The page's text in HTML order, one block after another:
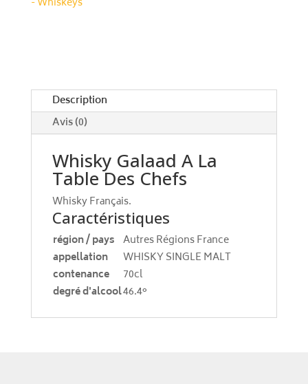
:
Description
Avis (0)
Whisky Galaad A La
Table Des Chefs
Whisky Français.
Caractéristiques
région / pays Autres Régions France
appellation
WHISKY SINGLE MALT
contenance
70cl
degré d'alcool46.4°